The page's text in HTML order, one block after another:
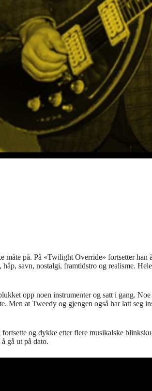
på. På «Twilight Override» fortsetter han
savn, nostalgi, framtidstro og realisme.
opp noen instrumenter og satt i gang.
at Tweedy og gjengen også har latt seg
og dykke etter flere musikalske
gå ut på dato.